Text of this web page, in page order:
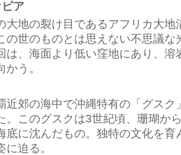
ア
地の裂け目であるアフリカ大地
の世のものとは思えない不思議な
は、海面より低い窪地にあり、溶
かう。
郊の海中で沖縄特有の「グスク
。このグスクは3世紀頃、珊瑚か
底に沈んだもの。独特の文化を育
迫る。